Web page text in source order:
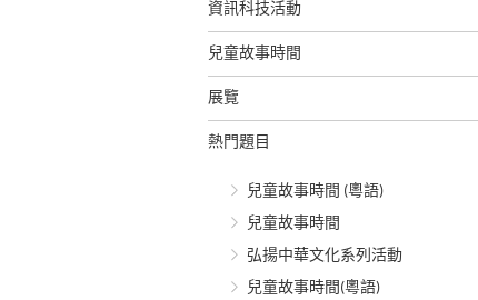
資訊科技活動
兒童故事時間
展覽
熱門題目
兒童故事時間 (粵語)
兒童故事時間
弘揚中華文化系列活動
兒童故事時間(粵語)